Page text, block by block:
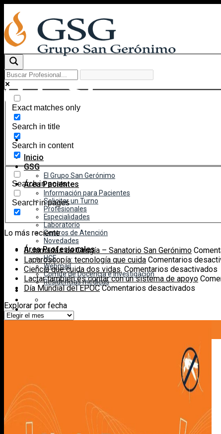
content
Inicio
GSG
El Grupo San Gerónimo
Área Pacientes
Información para Pacientes
Solicitar un Turno
Profesionales
Especialidades
Laboratorio
Centros de Atención
Novedades
Área Profesionales
HCE
Webmail
Comité de Docencia e Investigación
Residencias médicas
Exact matches only
Search in title
Search in content
Search in posts
Search in pages
Lo más reciente
II Jornadas de Cirugía – Sanatorio San Gerónimo
Laparoscopía: tecnología que cuida Comentarios
Ciencia que cuida dos vidas. Comentarios desactivados
Lactar también es contar con un sistema de apoyo
Día Mundial del EPOC Comentarios desactivados
Explorar por fecha
Explorar